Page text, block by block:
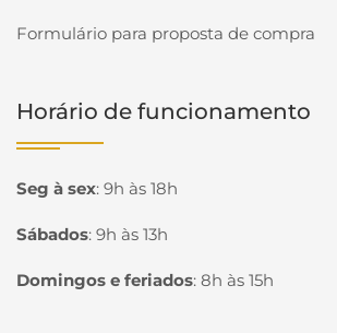
Formulário para proposta de compra
Horário de funcionamento
Seg à sex: 9h às 18h
Sábados: 9h às 13h
Domingos e feriados: 8h às 15h